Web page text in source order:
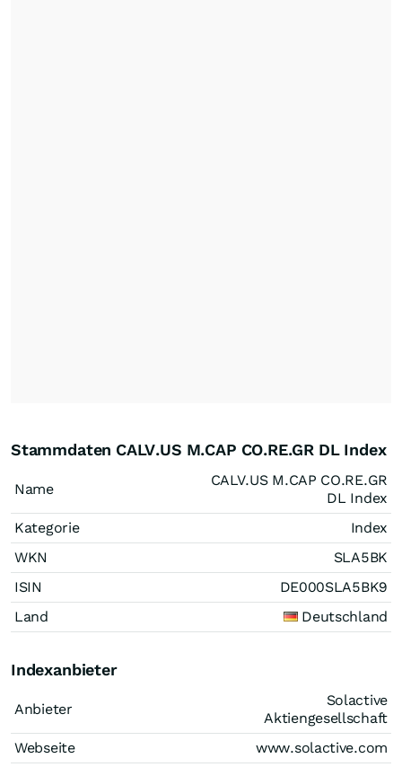
Stammdaten CALV.US M.CAP CO.RE.GR DL Index
Name
CALV.US M.CAP CO.RE.GR
DL Index
Kategorie
Index
WKN
SLA5BK
ISIN
DE000SLA5BK9
Land
Deutschland
Indexanbieter
Anbieter
Solactive
Aktiengesellschaft
Webseite
www.solactive.com